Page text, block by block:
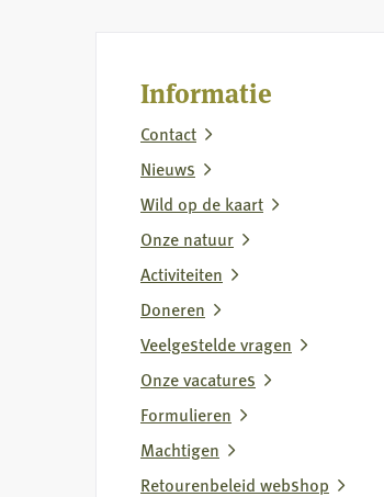
vermeende
wolvenstroperij
Informatie
Contact
Nieuws
Wild op de kaart
Onze natuur
Activiteiten
Doneren
Veelgestelde vragen
Onze vacatures
Formulieren
Machtigen
Retourenbeleid webshop